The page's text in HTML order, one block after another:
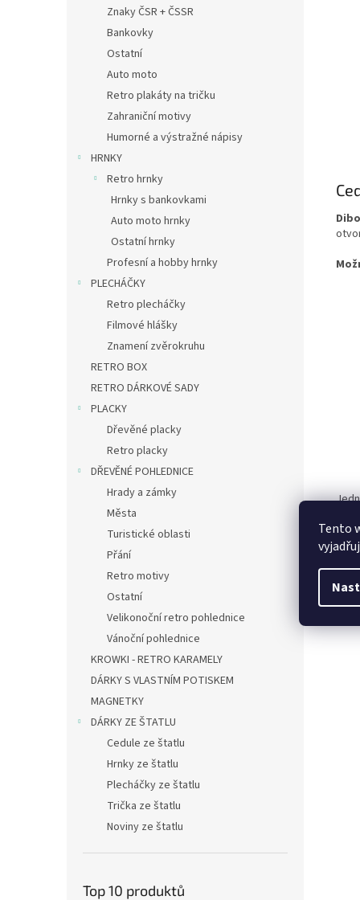
Tento
Znaky ČSR + ČSSR
Bankovky
Ostatní
Auto moto
Retro plakáty na tričku
Zahraniční motivy
Humorné a výstražné nápisy
HRNKY
Retro hrnky
Hrnky s bankovkami
Auto moto hrnky
Ostatní hrnky
Profesní a hobby hrnky
PLECHÁČKY
Retro plecháčky
Filmové hlášky
Znamení zvěrokruhu
RETRO BOX
RETRO DÁRKOVÉ SADY
PLACKY
Dřevěné placky
Retro placky
DŘEVĚNÉ POHLEDNICE
Hrady a zámky
Města
Turistické oblasti
Přání
Retro motivy
Ostatní
Velikonoční retro pohlednice
Vánoční pohlednice
KROWKI - RETRO KARAMELY
DÁRKY S VLASTNÍM POTISKEM
MAGNETKY
DÁRKY ZE ŠTATLU
Cedule ze štatlu
Hrnky ze štatlu
Plecháčky ze štatlu
Trička ze štatlu
Noviny ze štatlu
Top 10 produktů
–